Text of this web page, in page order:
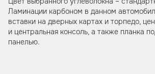
Ламинации карбоном в данном
вставки на дверных картах и торпедо,
и центральная консоль, а также планка
панелью.